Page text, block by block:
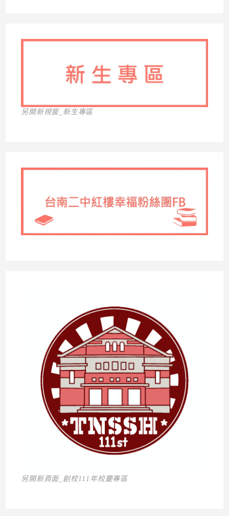
另開新視窗_新生專區
另開新頁面_創校111年校慶專區